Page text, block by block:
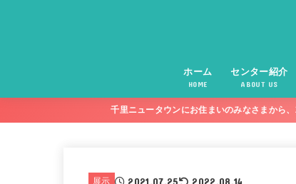
ホーム
HOME
センター紹介
ABOUT US
千里ニュータウンにお住まいのみなさまから
展示 2021.07.25